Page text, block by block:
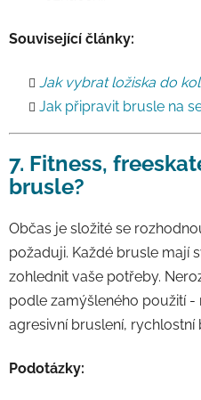
Související články:
Jak vybrat ložiska do
Jak připravit brusle na
7. Fitness,
brusle?
Občas je složité se
požaduji. Každé brusle mají
zohlednit vaše potřeby.
podle zamýšleného použití -
agresivní bruslení, rychlostní
Podotázky: